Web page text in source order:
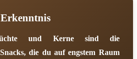
und Kerne sind die
die du auf engstem Raum